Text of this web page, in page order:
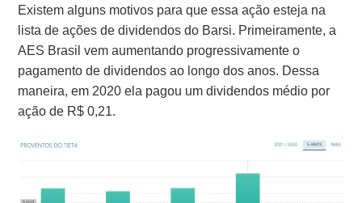
Existem alguns motivos para que essa ação esteja na
lista de ações de dividendos do Barsi. Primeiramente, a
AES Brasil vem aumentando progressivamente o
pagamento de dividendos ao longo dos anos. Dessa
maneira, em 2020 ela pagou um dividendos médio por
ação de R$ 0,21.